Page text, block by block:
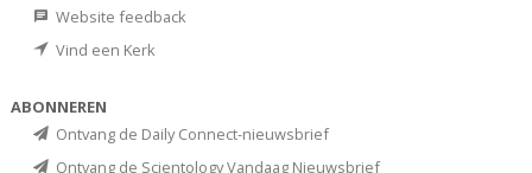
Website feedback
Vind een Kerk
ABONNEREN
Ontvang de Daily Connect-nieuwsbrief
Ontvang de Scientology Vandaag Nieuwsbrief